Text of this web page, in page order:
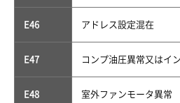
E46 アドレス設定混在
E47 コンプ油圧異常又はイ
E48 室外ファンモータ異常